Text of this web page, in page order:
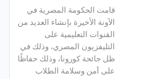
قامت الحكومة المصرية في
الآونة الأخيرة بإنشاء العديد من
القنوات التعليمية على
التليفزيون المصري، وذلك في
ظل جائحة كورونا، وذلك حفاظًا
على أمن وسلامة الطلاب